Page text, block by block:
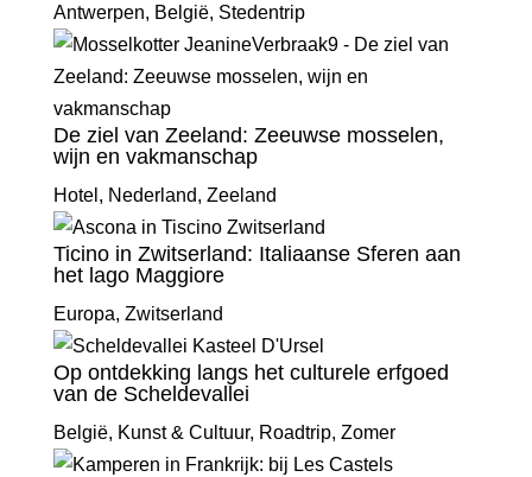
Antwerpen, België, Stedentrip
De ziel van Zeeland: Zeeuwse mosselen,
wijn en vakmanschap
Hotel , Nederland, Zeeland
Ticino in Zwitserland: Italiaanse Sferen aan
het lago Maggiore
Europa, Zwitserland
Op ontdekking langs het culturele erfgoed
van de Scheldevallei
België, Kunst & Cultuur, Roadtrip, Zomer